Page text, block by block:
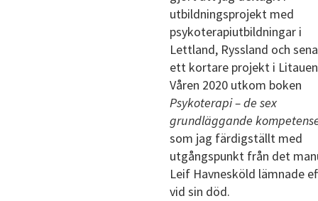
utbildningsprojekt med
psykoterapiutbildningar i
Lettland, Ryssland och
ett kortare projekt i
Våren 2020 utkom boken
Psykoterapi – de sex
grundläggande
som jag färdigställt med
utgångspunkt från det
Leif Havnesköld lämnade
vid sin död.